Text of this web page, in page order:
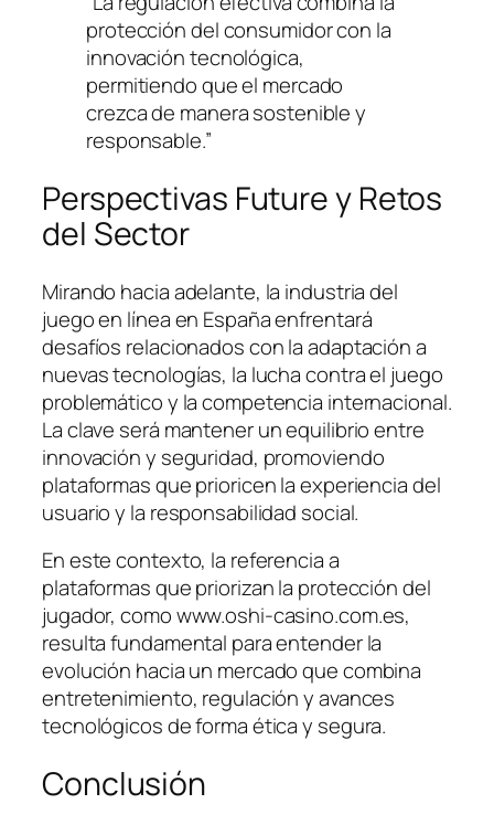
protección del consumidor con la
innovación tecnológica,
permitiendo que el mercado
crezca de manera sostenible y
responsable.”
Perspectivas Future y Retos
del Sector
Mirando hacia adelante, la industria del
juego en línea en España enfrentará
desafíos relacionados con la adaptación a
nuevas tecnologías, la lucha contra el juego
problemático y la competencia internacional.
La clave será mantener un equilibrio entre
innovación y seguridad, promoviendo
plataformas que prioricen la experiencia del
usuario y la responsabilidad social.
En este contexto, la referencia a
plataformas que priorizan la protección del
jugador, como www.oshi-casino.com.es,
resulta fundamental para entender la
evolución hacia un mercado que combina
entretenimiento, regulación y avances
tecnológicos de forma ética y segura.
Conclusión